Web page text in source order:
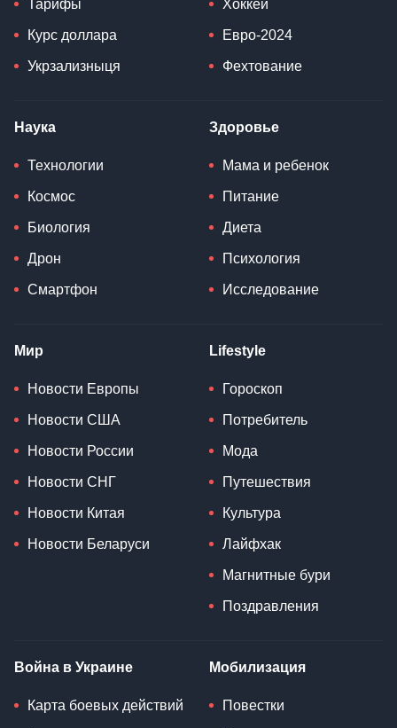
Тарифы
Курс доллара
Укрзализныця
Хоккей
Евро-2024
Фехтование
Наука
Технологии
Космос
Биология
Дрон
Смартфон
Здоровье
Мама и ребенок
Питание
Диета
Психология
Исследование
Мир
Новости Европы
Новости США
Новости России
Новости СНГ
Новости Китая
Новости Беларуси
Lifestyle
Гороскоп
Потребитель
Мода
Путешествия
Культура
Лайфхак
Магнитные бури
Поздравления
Война в Украине
Карта боевых действий
Мобилизация
Повестки